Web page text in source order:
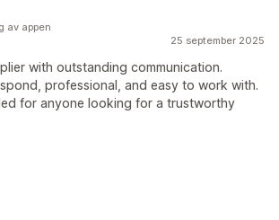
25 september 2025
with outstanding communication.
professional, and easy to work with.
for anyone looking for a trustworthy
av appen